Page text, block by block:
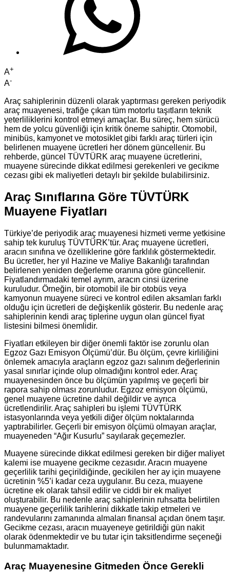
A+
A-
Araç sahiplerinin düzenli olarak yaptırması gereken periyodik
araç muayenesi, trafiğe çıkan tüm motorlu taşıtların teknik
yeterliliklerini kontrol etmeyi amaçlar. Bu süreç, hem sürücü
hem de yolcu güvenliği için kritik öneme sahiptir. Otomobil,
minibüs, kamyonet ve motosiklet gibi farklı araç türleri için
belirlenen muayene ücretleri her dönem güncellenir. Bu
rehberde, güncel TÜVTÜRK araç muayene ücretlerini,
muayene sürecinde dikkat edilmesi gerekenleri ve gecikme
cezası gibi ek maliyetleri detaylı bir şekilde bulabilirsiniz.
Araç Sınıflarına Göre TÜVTÜRK
Muayene Fiyatları
Türkiye’de periyodik araç muayenesi hizmeti verme yetkisine
sahip tek kuruluş TÜVTÜRK’tür. Araç muayene ücretleri,
aracın sınıfına ve özelliklerine göre farklılık göstermektedir.
Bu ücretler, her yıl Hazine ve Maliye Bakanlığı tarafından
belirlenen yeniden değerleme oranına göre güncellenir.
Fiyatlandırmadaki temel ayrım, aracın cinsi üzerine
kuruludur. Örneğin, bir otomobil ile bir otobüs veya
kamyonun muayene süreci ve kontrol edilen aksamları farklı
olduğu için ücretleri de değişkenlik gösterir. Bu nedenle araç
sahiplerinin kendi araç tiplerine uygun olan güncel fiyat
listesini bilmesi önemlidir.
Fiyatları etkileyen bir diğer önemli faktör ise zorunlu olan
Egzoz Gazı Emisyon Ölçümü’dür. Bu ölçüm, çevre kirliliğini
önlemek amacıyla araçların egzoz gazı salınım değerlerinin
yasal sınırlar içinde olup olmadığını kontrol eder. Araç
muayenesinden önce bu ölçümün yapılmış ve geçerli bir
rapora sahip olması zorunludur. Egzoz emisyon ölçümü,
genel muayene ücretine dahil değildir ve ayrıca
ücretlendirilir. Araç sahipleri bu işlemi TÜVTÜRK
istasyonlarında veya yetkili diğer ölçüm noktalarında
yaptırabilirler. Geçerli bir emisyon ölçümü olmayan araçlar,
muayeneden “Ağır Kusurlu” sayılarak geçemezler.
Muayene sürecinde dikkat edilmesi gereken bir diğer maliyet
kalemi ise muayene gecikme cezasıdır. Aracın muayene
geçerlilik tarihi geçirildiğinde, gecikilen her ay için muayene
ücretinin %5’i kadar ceza uygulanır. Bu ceza, muayene
ücretine ek olarak tahsil edilir ve ciddi bir ek maliyet
oluşturabilir. Bu nedenle araç sahiplerinin ruhsatta belirtilen
muayene geçerlilik tarihlerini dikkatle takip etmeleri ve
randevularını zamanında almaları finansal açıdan önem taşır.
Gecikme cezası, aracın muayeneye getirildiği gün nakit
olarak ödenmektedir ve bu tutar için taksitlendirme seçeneği
bulunmamaktadır.
Araç Muayenesine Gitmeden Önce Gerekli